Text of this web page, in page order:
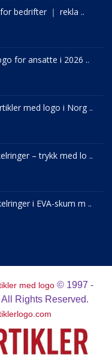
bedrifter ｜ rekla ..
for ansatte i 2026 ..
med logo i Norg ..
– trykk med lo ..
i EVA-skum m ..
med logo © 1997 -
Rights Reserved.